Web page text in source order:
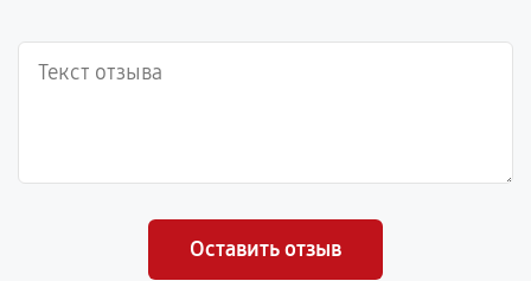
Оставить отзыв